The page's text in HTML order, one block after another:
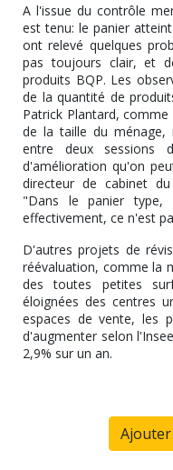
A l'issue du contrôle
est tenu: le panier
ont relevé quelques
pas toujours clair, et
produits BQP. Les
de la quantité de
Patrick Plantard,
de la taille du ménage,
entre deux sessions
d'amélioration qu'on
directeur de cabinet
"Dans le panier
effectivement, ce n'est
D'autres projets de
réévaluation, comme la
des toutes petites
éloignées des centres
espaces de vente, les
d'augmenter selon
2,9% sur un an.